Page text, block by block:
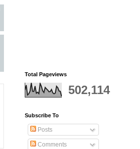
Total Pageviews
502,114
Subscribe To
Posts
Comments